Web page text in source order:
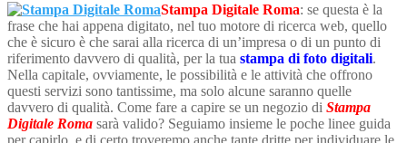
Stampa Digitale Roma: se questa è la
frase che hai appena digitato, nel tuo motore di ricerca web, quello
che è sicuro è che sarai alla ricerca di un’impresa o di un punto di
riferimento davvero di qualità, per la tua stampa di foto digitali.
Nella capitale, ovviamente, le possibilità e le attività che offrono
questi servizi sono tantissime, ma solo alcune saranno quelle
davvero di qualità. Come fare a capire se un negozio di Stampa
Digitale Roma sarà valido? Seguiamo insieme le poche linee guida
per capirlo, e di certo troveremo anche tante dritte per individuare le